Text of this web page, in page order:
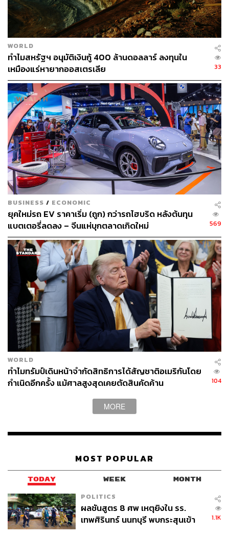
Nikkei Asia ว่า จากสถิติและข้อมูลของเจ้าหน้าที่รัฐ บริษัทจีน
มีแนวโน้มเข้าไปเกี่ยวข้องกับการยืมชื่อทำธุรกิจจริง พร้อม
เรียกร้องให้แก้กฎหมายเพิ่มบทลงโทษให้รุนแรงขึ้น
ทั้งนี้South China Morning Postซึ่งรายงานเรื่องนี้เมื่อเดือน
มีนาคมที่ผ่านมา ระบุว่านักธุรกิจจีนควบคุมธุรกิจการค้าผล
ไม้ของไทยที่มีมูลค่าราว 6,000 ล้านดอลลาร์สหรัฐ (ประมาณ
1.96 แสนล้านบาท) โดยมีทั้งการร่วมกำหนดราคา, การถือ
ครองสวนและโกดังอย่างผิดกฎหมาย และลามไปถึงตลาด
ทุเรียน, ส้มโอ, มะม่วง และมังคุด
อนึ่ง ทิศทางการกวาดล้างของไทยสอดคล้องกับประเทศเพื่อน
บ้าน โดยเมื่อปีก่อนเวียดนามได้แก้กฎหมายให้ธุรกิจต้องเปิด
เผยผู้ที่มีอำนาจควบคุมกิจการอย่างแท้จริง ส่วนกัมพูชาก็ออก
กฎให้ตรวจสอบประวัติกรรมการและบุคลากรอย่างเข้มงวด
ขึ้น
กลไกกดราคาที่เกษตรกรไร้อำนาจต่อรอง
ผลกระทบต่อเกษตรกรสะท้อนชัดผ่านรายงานของ South
China Morning Post เมื่อเดือนมีนาคม ที่ระบุว่า สุพล เห่า
เจริญ เกษตรกรวัย 81 ปี และ ลำดวน ภรรยาวัย 74 ปี ใน
จังหวัดสมุทรสาคร ต้องดูแลต้นมะพร้าวน้ำหอมกว่า 300 ต้น
ทั้งที่ราคาตกต่ำลงทุกปี
ลำดวนเล่าว่า ก่อนการระบาดของโควิด มะพร้าวน้ำหอมเคย
ขายได้ลูกละ 20 บาท แต่ราคาค่อยๆ ลดลงจาก 10 บาท เหลือ
5 บาท และเมื่อเดือนมีนาคมแตะระดับต่ำสุดเป็นประวัติการณ์
ที่ลูกละ 2 บาท ซึ่งไม่เพียงพอแม้แต่จะซื้อปุ๋ย
South China Morning Post ระบุว่า ขณะนั้นอุตสาหกรรม
มะพร้าวไทยถูกควบคุมโดยกลุ่มบริษัทที่ผูกขาดตลาดเพียง 6-
ลงทุนจีนเป็นเจ้าของที่แท้จริง บริษัทเหล่านี้เป็นผู้กำหนดราคา
อัตรากำไรของเกษตรกรให้เหลือน้อยที่สุด
โดยเมื่อเดือนมีนาคม ตำรวจได้เข้าตรวจค้นโกดังและ
โรงงานแปรรูปในจังหวัดราชบุรี ซึ่งเป็นศูนย์กลางการค้า
มะพร้าวของไทย
ขณะที่กองบัญชาการตำรวจสอบสวนกลางระบุว่า การ
WORLD
ทำไมสหรัฐฯ อนุมัติเงินกู้ 400 ล้านดอลลาร์ ลงทุนใน
เหมืองแร่หายากออสเตรเลีย
33
BUSINESS / ECONOMIC
ยุคใหม่รถ EV ราคาเริ่ม (ถูก) กว่ารถไฮบริด หลังต้นทุน
แบตเตอรี่ลดลง – จีนแห่บุกตลาดเกิดใหม่
569
WORLD
ทำไมทรัมป์เดินหน้าจำกัดสิทธิการได้สัญชาติอเมริกันโดย
กำเนิดอีกครั้ง แม้ศาลสูงสุดเคยตัดสินคัดค้าน
104
MORE
MOST POPULAR
TODAY WEEK MONTH
POLITICS
ผลชันสูตร 8 ศพ เหตุยิงใน รร.
เทพศิรินทร์ นนทบุรี พบกระสุนเข้า
1.1K